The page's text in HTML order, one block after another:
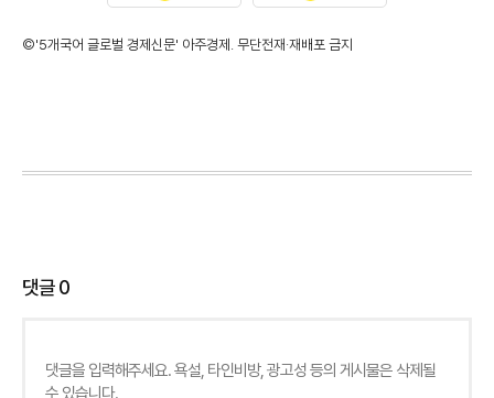
©'5개국어 글로벌 경제신문' 아주경제. 무단전재·재배포 금지
댓글0